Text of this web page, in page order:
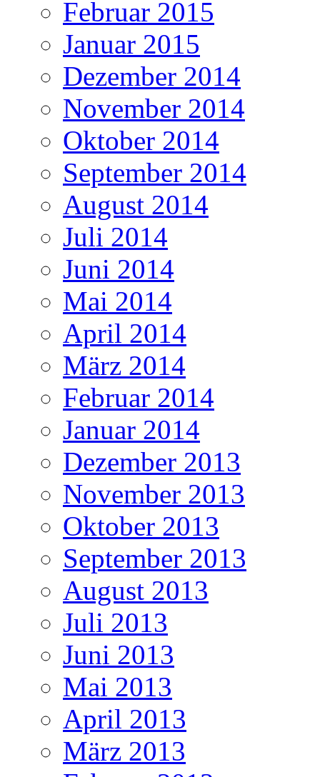
Februar 2015
Januar 2015
Dezember 2014
November 2014
Oktober 2014
September 2014
August 2014
Juli 2014
Juni 2014
Mai 2014
April 2014
März 2014
Februar 2014
Januar 2014
Dezember 2013
November 2013
Oktober 2013
September 2013
August 2013
Juli 2013
Juni 2013
Mai 2013
April 2013
März 2013